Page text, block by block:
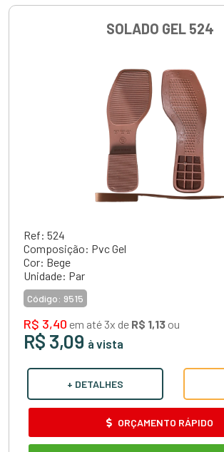
SOLADO GEL 524
Ref: 524
Composição: Pvc Gel
Cor: Bege
Unidade: Par
Código: 9515
R$ 3,40 em até 3x de R$ 1,13 ou
R$ 3,09 à vista
+ DETALHES
ORÇAMENTO RÁPIDO